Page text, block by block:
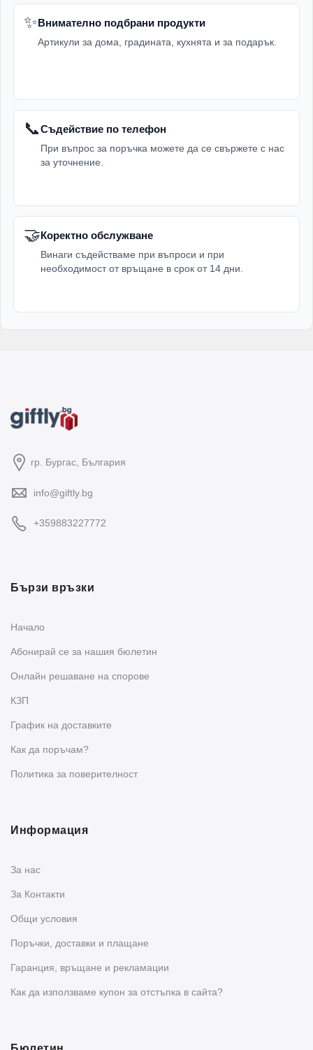
✨Внимателно подбрани продукти
Артикули за дома, градината, кухнята и за подарък.
📞Съдействие по телефон
При въпрос за поръчка можете да се свържете с нас
за уточнение.
🤝Коректно обслужване
Винаги съдействаме при въпроси и при
необходимост от връщане в срок от 14 дни.
гр. Бургас, България
info@giftly.bg
+359883227772
Бързи връзки
Начало
Абонирай се за нашия бюлетин
Oнлайн решаване на спорове
КЗП
График на доставките
Как да поръчам?
Политика за поверителност
Информация
За нас
За Контакти
Общи условия
Поръчки, доставки и плащане
Гаранция, връщане и рекламации
Как да използваме купон за отстъпка в сайта?